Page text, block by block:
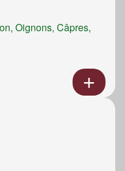
Oignons, Câpres,